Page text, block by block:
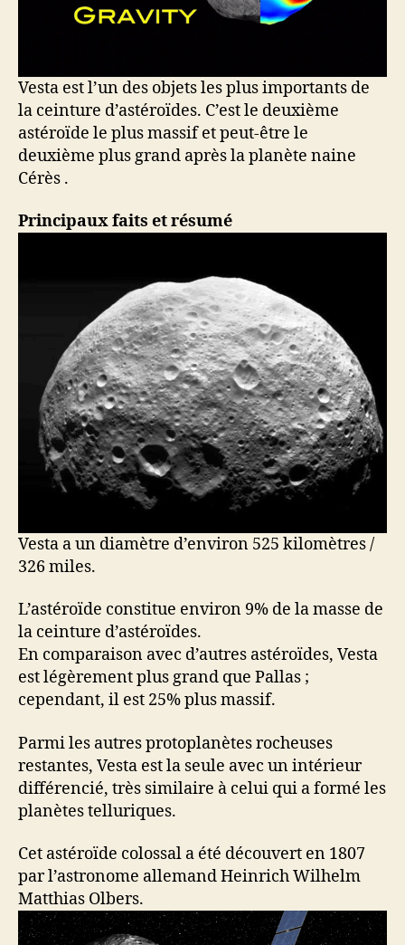
Vesta est l’un des objets les plus importants de
la ceinture d’astéroïdes. C’est le deuxième
astéroïde le plus massif et peut-être le
deuxième plus grand après la planète naine
Cérès .
Principaux faits et résumé
Vesta a un diamètre d’environ 525 kilomètres /
326 miles.
L’astéroïde constitue environ 9% de la masse de
la ceinture d’astéroïdes.
En comparaison avec d’autres astéroïdes, Vesta
est légèrement plus grand que Pallas ;
cependant, il est 25% plus massif.
Parmi les autres protoplanètes rocheuses
restantes, Vesta est la seule avec un intérieur
différencié, très similaire à celui qui a formé les
planètes telluriques.
Cet astéroïde colossal a été découvert en 1807
par l’astronome allemand Heinrich Wilhelm
Matthias Olbers.